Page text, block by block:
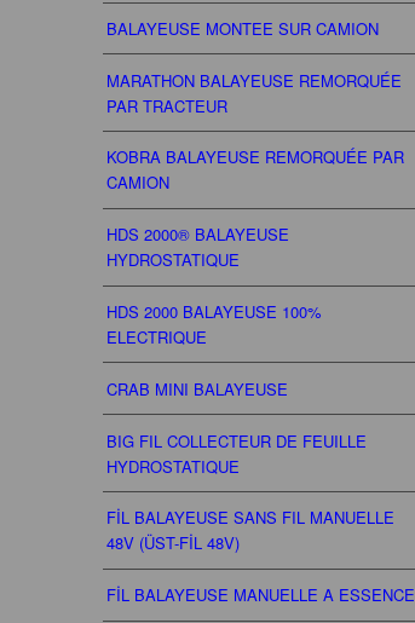
BALAYEUSE MONTEE SUR CAMION
MARATHON BALAYEUSE REMORQUÉE
PAR TRACTEUR
KOBRA BALAYEUSE REMORQUÉE PAR
CAMION
HDS 2000® BALAYEUSE
HYDROSTATIQUE
HDS 2000 BALAYEUSE 100%
ELECTRIQUE
CRAB MINI BALAYEUSE
BIG FIL COLLECTEUR DE FEUILLE
HYDROSTATIQUE
FİL BALAYEUSE SANS FIL MANUELLE
48V (ÜST-FİL 48V)
FİL BALAYEUSE MANUELLE A ESSENCE